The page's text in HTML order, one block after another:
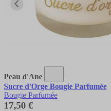
Peau d'Ane
Sucre d'Orge Bougie Parfumée
Bougie Parfumée
17,50 €